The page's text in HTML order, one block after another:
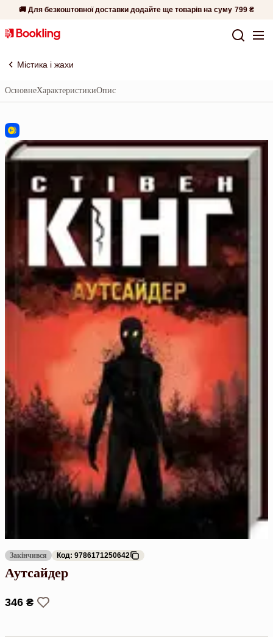
🚚 Для безкоштовної доставки додайте ще товарів на суму 799 ₴
Містика і жахи
ОсновнеХарактеристикиОпис
Закінчився Код: 9786171250642
Аутсайдер
346 ₴